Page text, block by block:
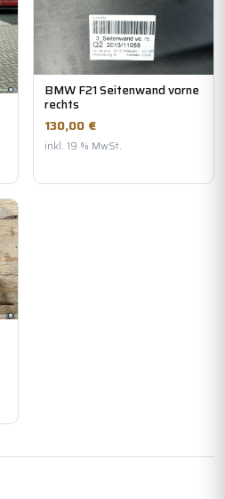
BMW F21 Seitenwand vorne
rechts
130,00 €
inkl. 19 % MwSt.